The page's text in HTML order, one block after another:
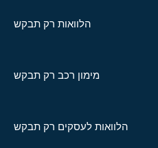
הלוואות רק תבקש
מימון רכב רק תבקש
הלוואות לעסקים רק תבקש